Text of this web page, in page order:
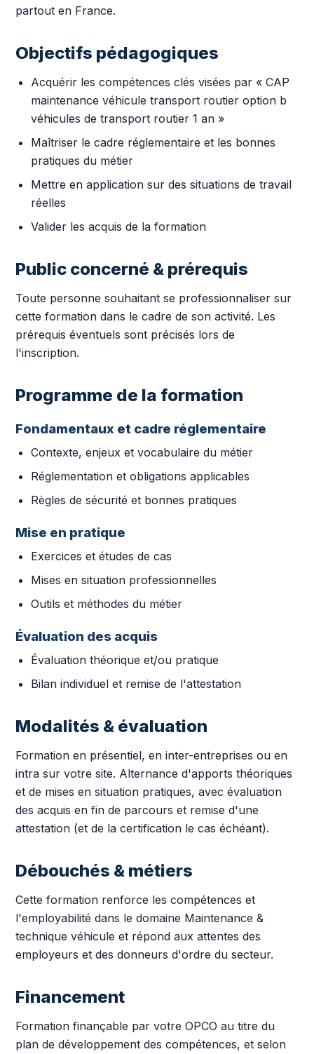
partout en France.
Objectifs pédagogiques
Acquérir les compétences clés visées par « CAP
maintenance véhicule transport routier option b
véhicules de transport routier 1 an »
Maîtriser le cadre réglementaire et les bonnes
pratiques du métier
Mettre en application sur des situations de travail
réelles
Valider les acquis de la formation
Public concerné & prérequis
Toute personne souhaitant se professionnaliser sur
cette formation dans le cadre de son activité. Les
prérequis éventuels sont précisés lors de
l'inscription.
Programme de la formation
Fondamentaux et cadre réglementaire
Contexte, enjeux et vocabulaire du métier
Réglementation et obligations applicables
Règles de sécurité et bonnes pratiques
Mise en pratique
Exercices et études de cas
Mises en situation professionnelles
Outils et méthodes du métier
Évaluation des acquis
Évaluation théorique et/ou pratique
Bilan individuel et remise de l'attestation
Modalités & évaluation
Formation en présentiel, en inter-entreprises ou en
intra sur votre site. Alternance d'apports théoriques
et de mises en situation pratiques, avec évaluation
des acquis en fin de parcours et remise d'une
attestation (et de la certification le cas échéant).
Débouchés & métiers
Cette formation renforce les compétences et
l'employabilité dans le domaine Maintenance &
technique véhicule et répond aux attentes des
employeurs et des donneurs d'ordre du secteur.
Financement
Formation finançable par votre OPCO au titre du
plan de développement des compétences, et selon